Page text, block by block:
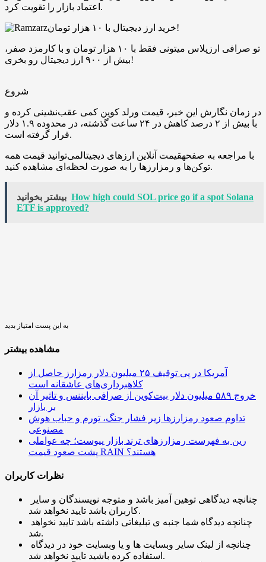
اعتماد بازار را تقویت کرد.
خرید ارز دیجیتال با ۱۰ هزار تومان!
تو صرافی ارزپلاس میتونی فقط با ۱۰ هزار تومان و با کارمزد صفر،
بیش از ۹۰۰ ارز دیجیتال رو بخری!
شروع
در زمان نگارش این خبر، قیمت ورلد کوین کمی عقب‌نشینی کرده و
با بیش از ۲ درصد کاهش در ۲۴ ساعت گذشته، در محدوده ۱.۹ دلار
قرار گرفته است.
با مراجعه به صفحهقیمت آنلاین ارزهای دیجیتالمی‌توانید قیمت همه
توکن‌ها و رمزارزها را به صورت لحظه‌ای مشاهده کنید.
بیشتر بخوانید How high could SOL price go if a spot Solana
ETF is approved?
به این پست امتیاز بدید
مشاهده بیشتر
آمریکا در پی توقیف ۲۵ میلیون دلار رمزارز حاصل از
کلاهبرداری‌های عاشقانه است
خروج ۵۸۹ میلیون دلار بیت‌کوین از صرافی بایننس و تاثیر آن
بر بازار
تداوم صعود رمزارزها زیر فشار جنگ، تورم و حباب هوش
مصنوعی
رین به فهرست رمزارزهای ترند بازار پیوست؛ چه عواملی
پشت صعود قیمت RAIN هستند؟
نظرات کاربران
کاربران باشد تایید نخواهد شد.
شد.
استفاده کرده باشید تایید نخواهد شد.